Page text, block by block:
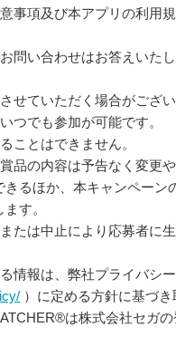
事項及び本アプリの利用
問い合わせはお答えいた
せていただく場合がござい
つでも参加が可能です。
ことはできません。
品の内容は予告なく変更
るほか、本キャンペー
す。
たは中止により応募者に
情報は、弊社プライバシ
）に定める方針に基づき
は株式会社セガの